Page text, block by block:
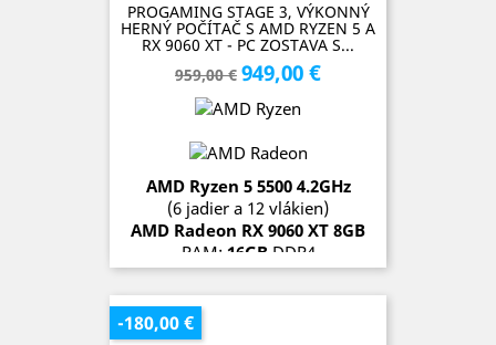
PROGAMING STAGE 3, VÝKONNÝ
HERNÝ POČÍTAČ S AMD RYZEN 5 A
RX 9060 XT - PC ZOSTAVA S...
Základná
cena
959,00 € Cena
949,00 €
AMD Ryzen 5 5500 4.2GHz
(6 jadier a 12 vlákien)
AMD Radeon RX 9060 XT 8GB
RAM: 16GB DDR4
SSD:1TB
OS:Microsoft Windows 11 Pro
-180,00 €